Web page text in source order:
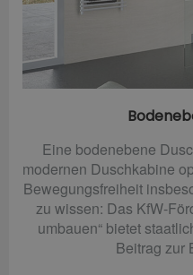
Eine bodenebene
modernen Duschkabine
Bewegungsfreiheit
zu wissen: Das KfW-
umbauen“ bietet
Beitrag zur